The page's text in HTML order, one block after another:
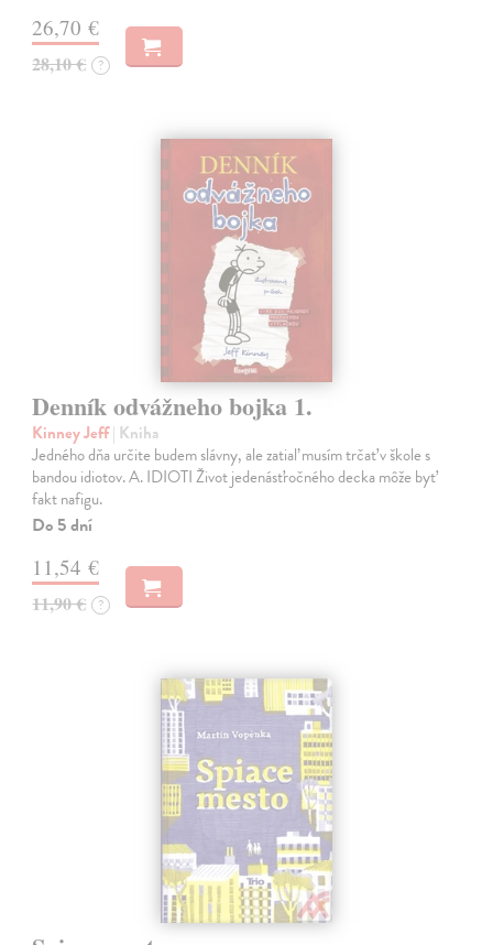
26,70 €
28,10 € ?
Denník odvážneho bojka 1.
Kinney Jeff| Kniha
Jedného dňa určite budem slávny, ale zatiaľ musím trčať v škole s
bandou idiotov. A. IDIOTI Život jedenásťročného decka môže byť
fakt nafigu.
Do 5 dní
11,54 €
11,90 € ?